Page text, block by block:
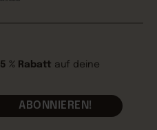
5 % Rabatt auf deine